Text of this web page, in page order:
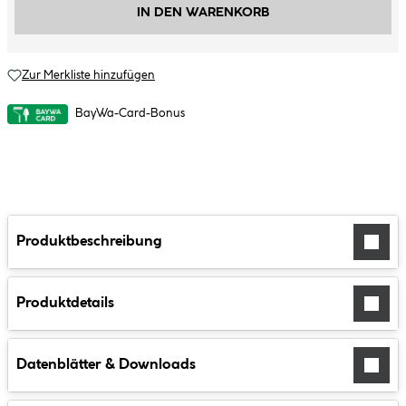
IN DEN WARENKORB
Zur Merkliste hinzufügen
BayWa-Card-Bonus
Produktbeschreibung
Produktdetails
Datenblätter & Downloads